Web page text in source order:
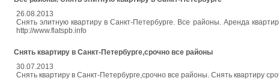
26.08.2013
Снять элитную квартиру в Санкт-Петербурге. Все районы. Аренда
http://www.flatspb.info
Снять квартиру в Санкт-Петербурге,срочно все районы
30.07.2013
Снять квартиру в Санкт-Петербурге,срочно все районы. Снять квартиру